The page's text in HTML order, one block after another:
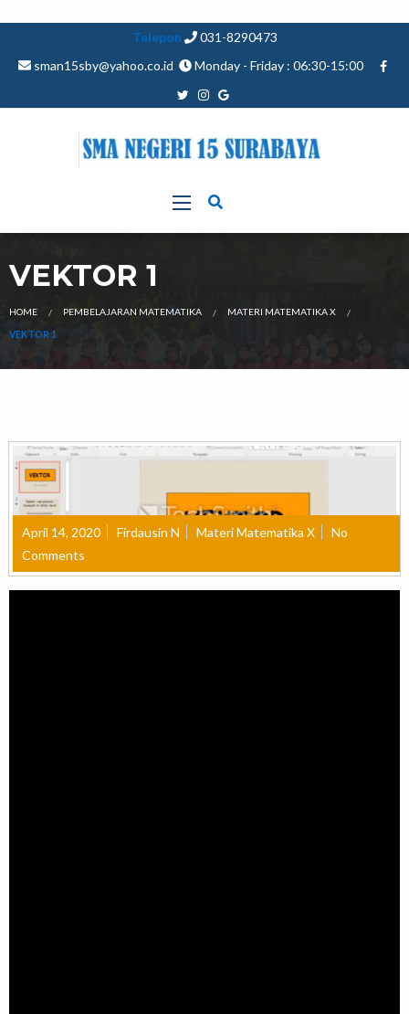
Telepon
031-8290473
sman15sby@yahoo.co.id
Monday - Friday : 06:30-15:00
VEKTOR 1
HOME PEMBELAJARAN MATEMATIKA MATERI MATEMATIKA X
VEKTOR 1
April 14, 2020 Firdausin N Materi Matematika X
No
Comments